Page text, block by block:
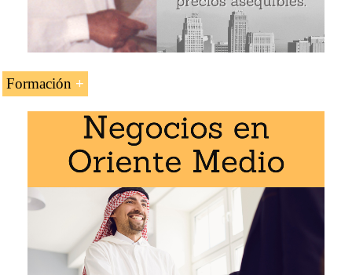
Formación
La asignatura «Jawad Ahmed Bukhamseen (empresario
musulmán kuwaití)» se estudia en los siguientes
programas de EENI Global Business School:
Maestría en Religiones y Negocios,Negocios
Internacionales